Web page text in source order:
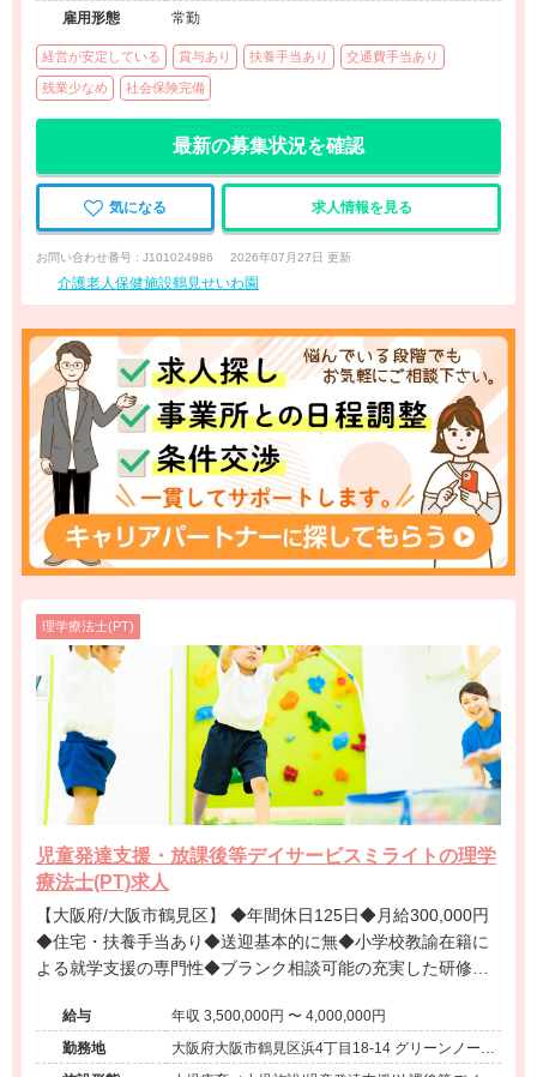
雇用形態
常勤
経営が安定している 賞与あり 扶養手当あり 交通費手当あり
残業少なめ 社会保険完備
最新の募集状況を確認
気になる 求人情報を見る
お問い合わせ番号 : J101024986 2026年07月27日 更新
介護老人保健施設鶴見せいわ園
理学療法士(PT)
児童発達支援・放課後等デイサービスミライトの理学
療法士(PT)求人
【大阪府/大阪市鶴見区】 ◆年間休日125日◆月給300,000円
◆住宅・扶養手当あり◆送迎基本的に無◆小学校教諭在籍に
よる就学支援の専門性◆ブランク相談可能の充実した研修体
給与
年収 3,500,000円 〜 4,000,000円
勤務地
大阪府大阪市鶴見区浜4丁目18-14 グリーンノース
1F